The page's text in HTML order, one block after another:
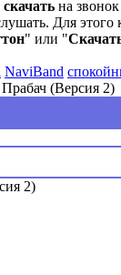
на звонок
Для этого
" или "
NaviBand
(Версия 2)
2)